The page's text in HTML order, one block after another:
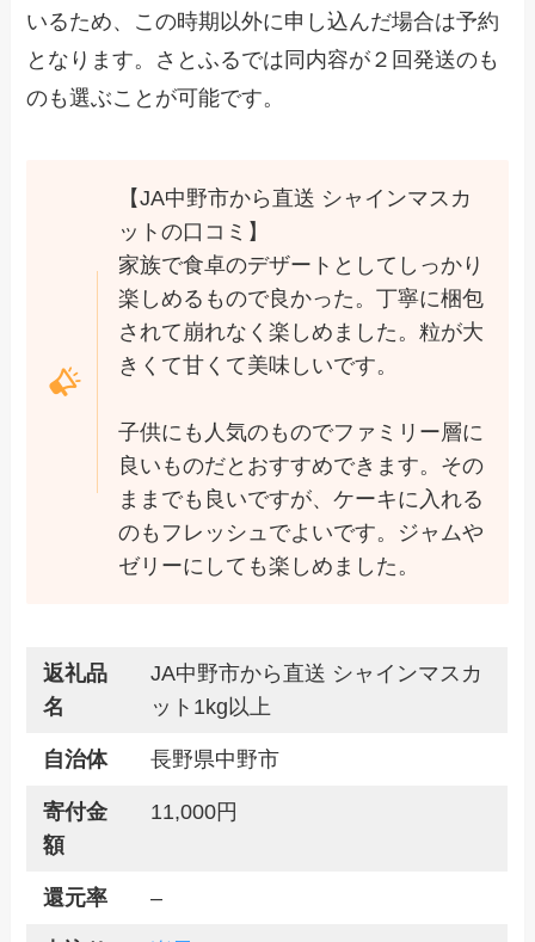
いるため、この時期以外に申し込んだ場合は予約
となります。さとふるでは同内容が２回発送のも
のも選ぶことが可能です。
【JA中野市から直送 シャインマスカ
ットの口コミ】
家族で食卓のデザートとしてしっかり
楽しめるもので良かった。丁寧に梱包
されて崩れなく楽しめました。粒が大
きくて甘くて美味しいです。
子供にも人気のものでファミリー層に
良いものだとおすすめできます。その
ままでも良いですが、ケーキに入れる
のもフレッシュでよいです。ジャムや
ゼリーにしても楽しめました。
返礼品
名
JA中野市から直送 シャインマスカ
ット1kg以上
自治体 長野県中野市
寄付金
額
11,000円
還元率 –